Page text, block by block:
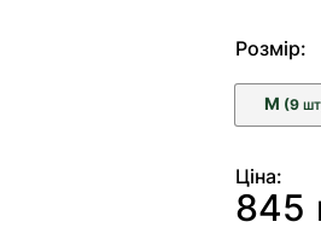
Розмір:
M (9 ШТ
Ціна:
845